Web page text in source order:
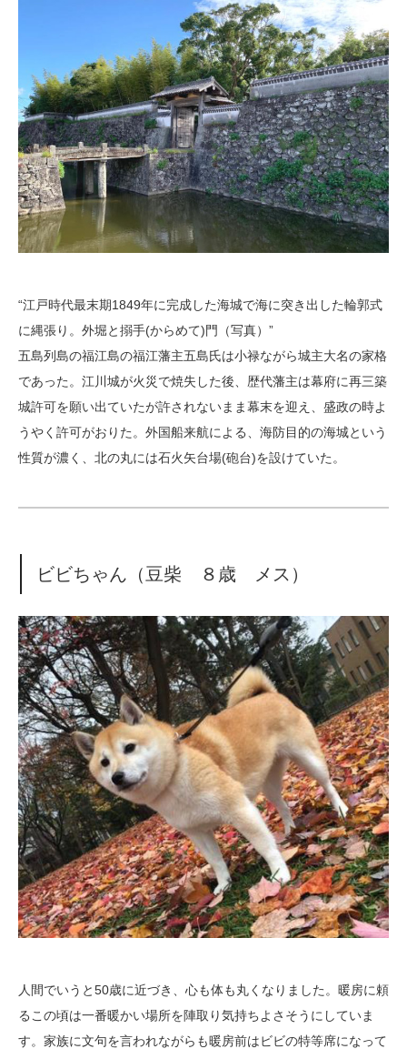
“江戸時代最末期1849年に完成した海城で海に突き出した輪郭式
に縄張り。外堀と搦手(からめて)門（写真）”
五島列島の福江島の福江藩主五島氏は小禄ながら城主大名の家格
であった。江川城が火災で焼失した後、歴代藩主は幕府に再三築
城許可を願い出ていたが許されないまま幕末を迎え、盛政の時よ
うやく許可がおりた。外国船来航による、海防目的の海城という
性質が濃く、北の丸には石火矢台場(砲台)を設けていた。
ビビちゃん（豆柴 ８歳 メス）
人間でいうと50歳に近づき、心も体も丸くなりました。暖房に頼
るこの頃は一番暖かい場所を陣取り気持ちよさそうにしていま
す。家族に文句を言われながらも暖房前はビビの特等席になって